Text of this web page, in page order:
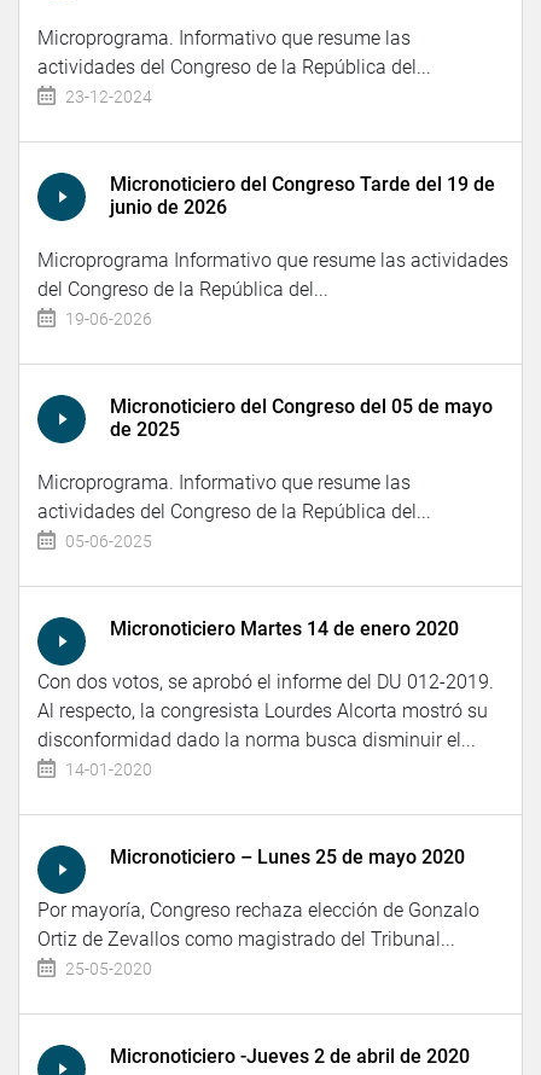
Microprograma. Informativo que resume las
actividades del Congreso de la República del...
23-12-2024
Micronoticiero del Congreso Tarde del 19 de
junio de 2026
Microprograma Informativo que resume las actividades
del Congreso de la República del...
19-06-2026
Micronoticiero del Congreso del 05 de mayo
de 2025
Microprograma. Informativo que resume las
actividades del Congreso de la República del...
05-06-2025
Micronoticiero Martes 14 de enero 2020
Con dos votos, se aprobó el informe del DU 012-2019.
Al respecto, la congresista Lourdes Alcorta mostró su
disconformidad dado la norma busca disminuir el...
14-01-2020
Micronoticiero – Lunes 25 de mayo 2020
Por mayoría, Congreso rechaza elección de Gonzalo
Ortiz de Zevallos como magistrado del Tribunal...
25-05-2020
Micronoticiero -Jueves 2 de abril de 2020